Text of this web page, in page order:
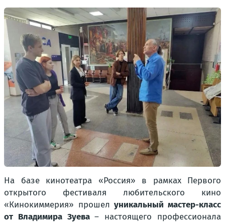
На базе кинотеатра «Россия» в рамках Первого
открытого фестиваля любительского кино
«Кинокиммерия» прошелуникальный мастер-класс
от Владимира Зуева– настоящего профессионала